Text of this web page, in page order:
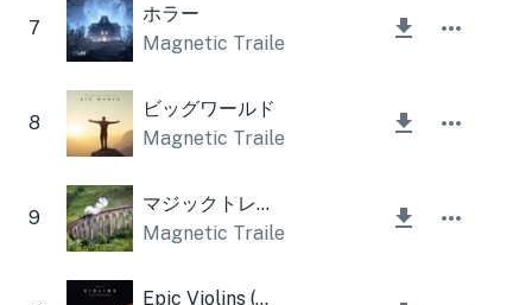
7
ホラー
Magnetic Trailer
8
ビッグワールド
Magnetic Trailer
9
マジックトレイン
Magnetic Trailer
Epic Violins (オーケストラ)